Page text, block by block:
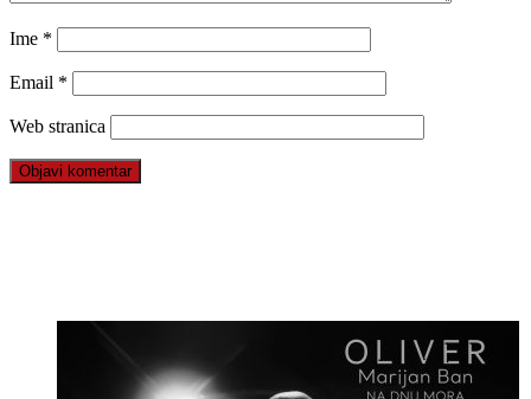
Ime *
Email *
Web stranica